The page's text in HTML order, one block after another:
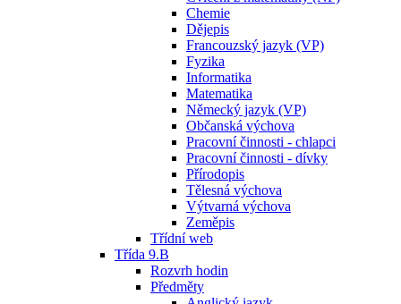
Chemie
Dějepis
Francouzský jazyk (VP)
Fyzika
Informatika
Matematika
Německý jazyk (VP)
Občanská výchova
Pracovní činnosti - chlapci
Pracovní činnosti - dívky
Přírodopis
Tělesná výchova
Výtvarná výchova
Zeměpis
Třídní web
Třída 9.B
Rozvrh hodin
Předměty